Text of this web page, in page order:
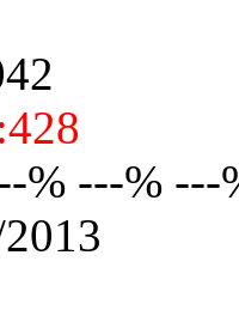
% ---% ---